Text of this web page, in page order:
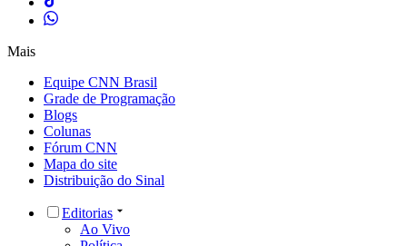
Mais
Equipe CNN Brasil
Grade de Programação
Blogs
Colunas
Fórum CNN
Mapa do site
Distribuição do Sinal
Editorias
Ao Vivo